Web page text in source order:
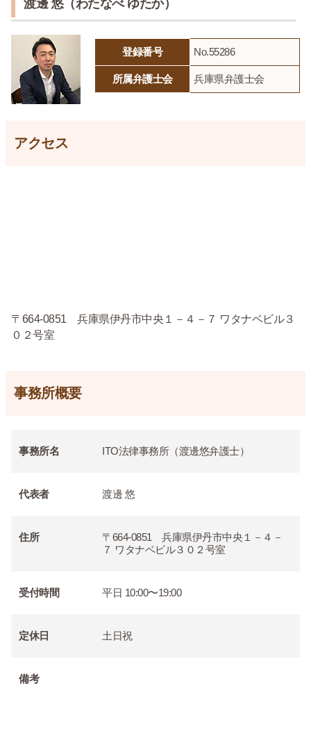
渡邊 悠（わたなべ ゆたか）
登録番号 No.55286
所属弁護士会 兵庫県弁護士会
アクセス
〒664-0851 兵庫県伊丹市中央１－４－７ ワタナベビル３
０２号室
事務所概要
事務所名 ITO法律事務所（渡邊悠弁護士）
代表者 渡邊 悠
住所
〒664-0851 兵庫県伊丹市中央１－４－
７ ワタナベビル３０２号室
受付時間 平日 10:00〜19:00
定休日 土日祝
備考